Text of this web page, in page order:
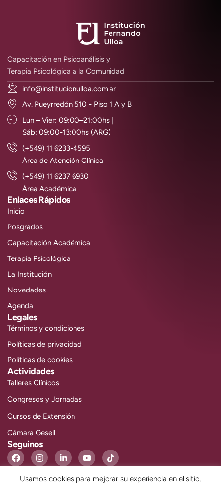
Capacitación en Psicoanálisis y
Terapia Psicológica a la Comunidad
info@institucionulloa.com.ar
Av. Pueyrredón 510 - Piso 1 A y B
Lun – Vier: 09:00–21:00hs |
Sáb: 09:00-13:00hs (ARG)
(+549) 11 6233-4595
Área de Atención Clínica
(+549) 11 6237 6930
Área Académica
Enlaces Rápidos
Inicio
Posgrados
Capacitación Académica
Terapia Psicológica
La Institución
Novedades
Agenda
Legales
Términos y condiciones
Políticas de privacidad
Políticas de cookies
Actividades
Talleres Clínicos
Congresos y Jornadas
Cursos de Extensión
Cámara Gesell
Seguinos
Usamos cookies para mejorar su experiencia en el sitio.